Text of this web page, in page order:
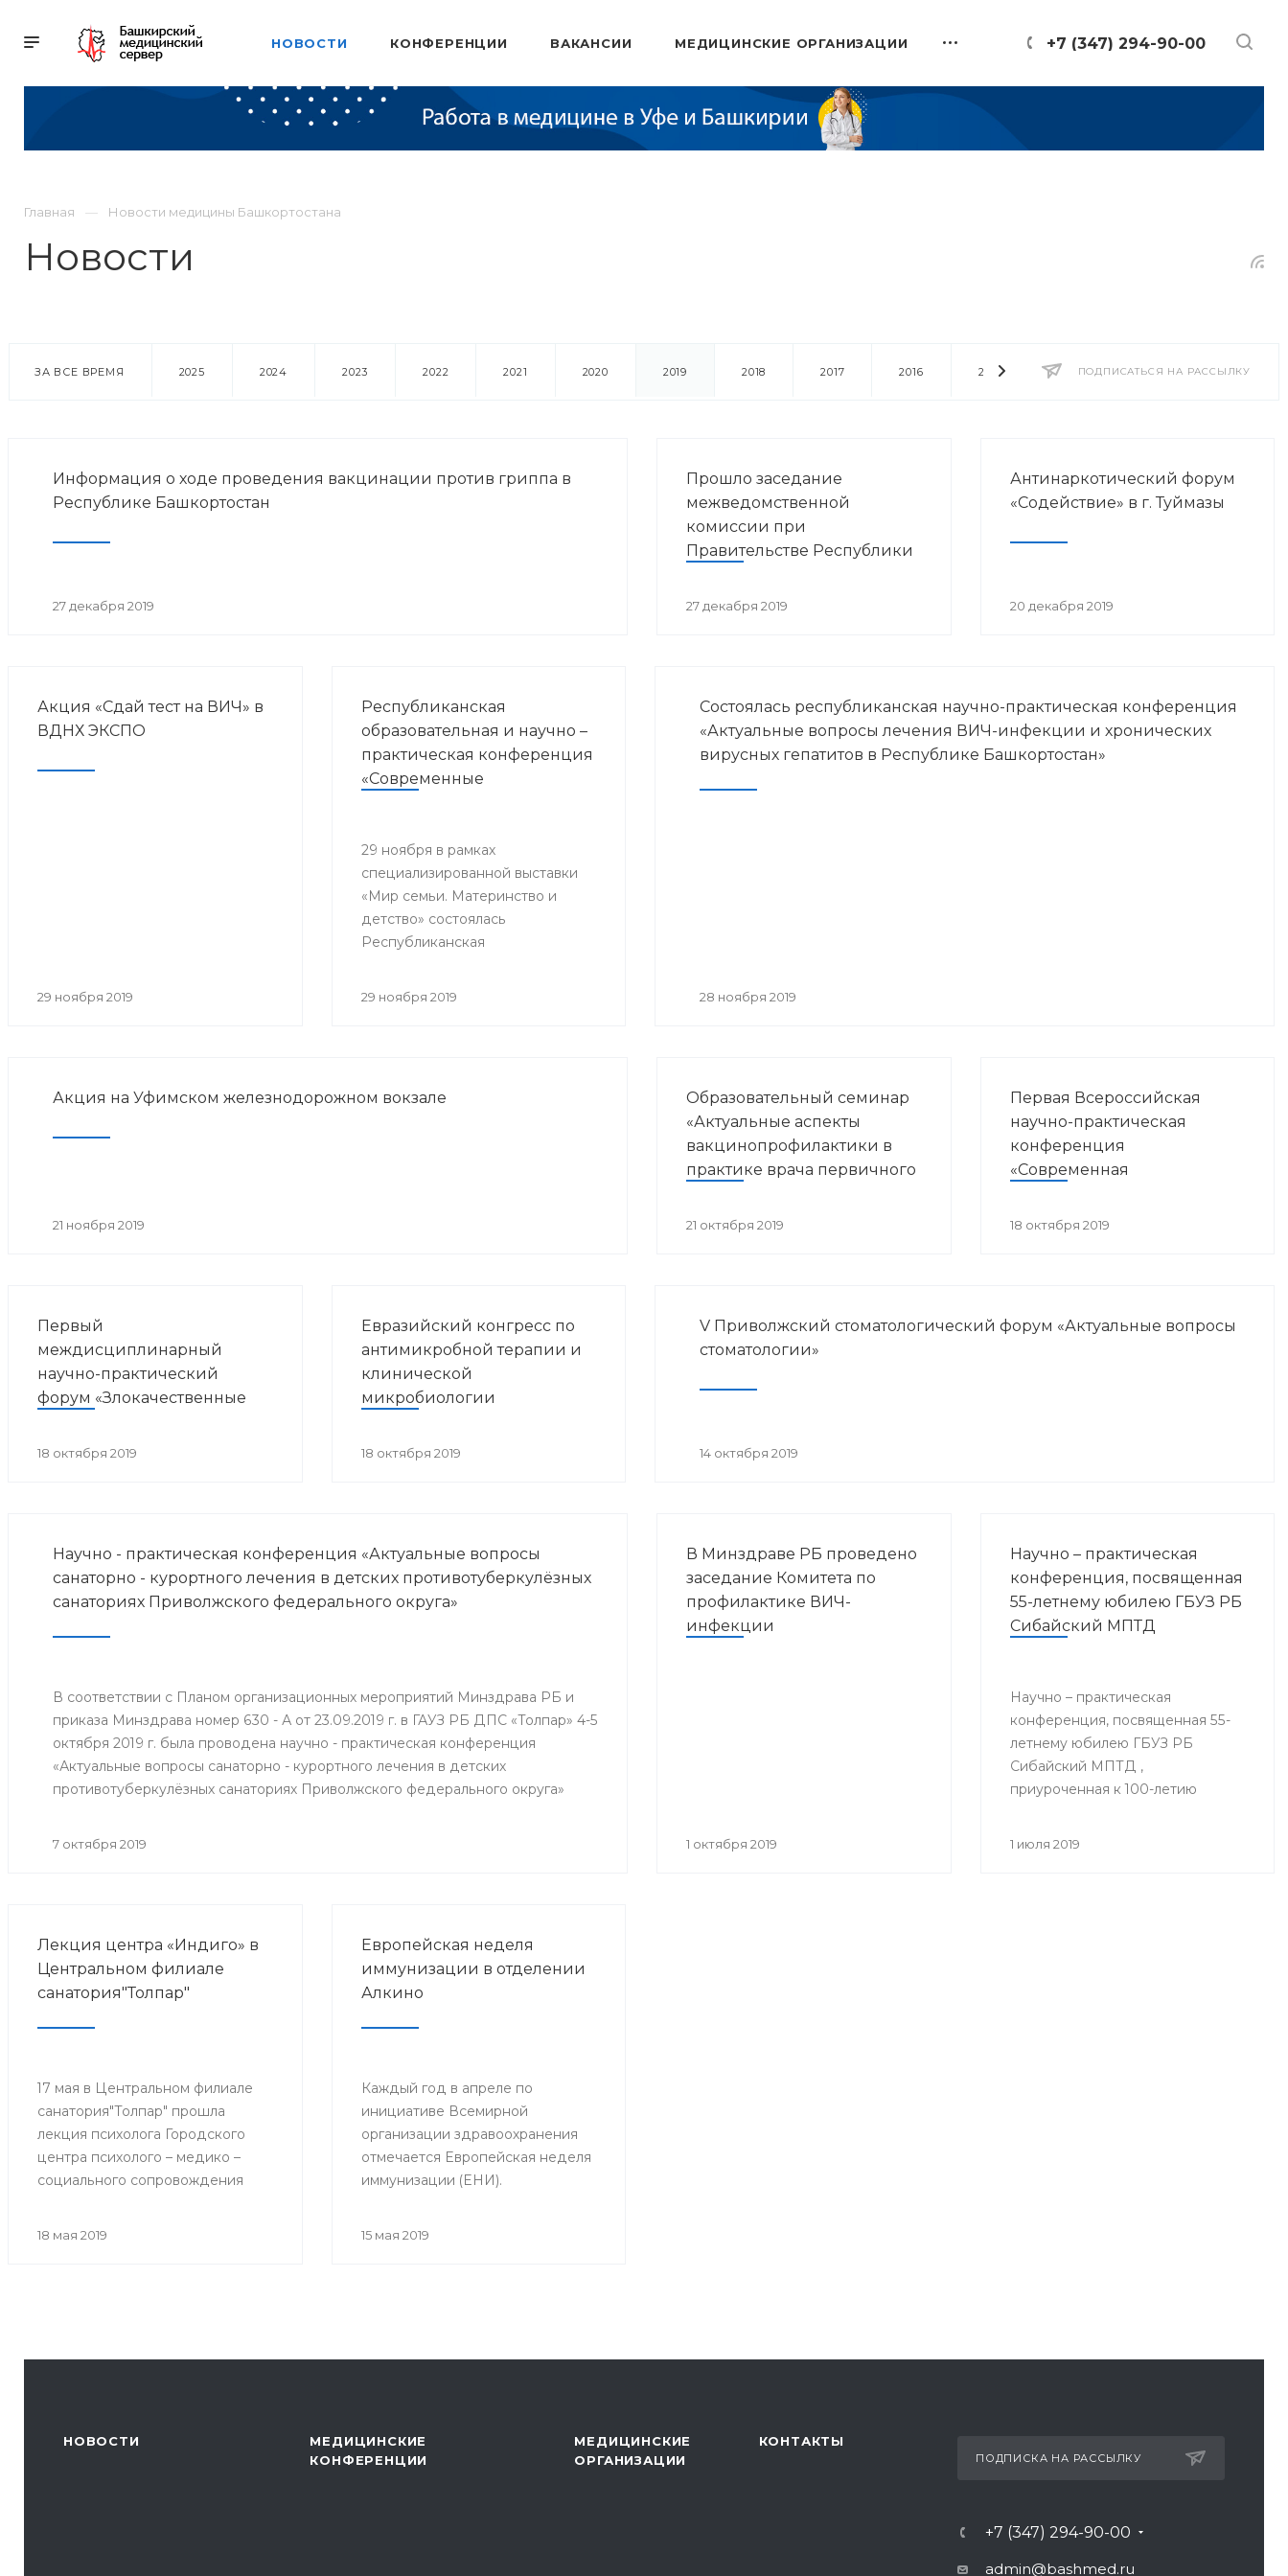
+7 (347) 294-90-00
НОВОСТИ КОНФЕРЕНЦИИ ВАКАНСИИ МЕДИЦИНСКИЕ ОРГАНИЗАЦИИ
Главная Новости медицины Башкортостана
Новости
ПОДПИСАТЬСЯ НА РАССЫЛКУ
ЗА ВСЕ ВРЕМЯ 2025 2024 2023 2022 2021 2020 2019 2018 2017 2016 2014 2013 2012 2011
Информация о ходе проведения вакцинации против гриппа в
Республике Башкортостан
27 декабря 2019
Прошло заседание
межведомственной
комиссии при
Правительстве Республики
предупреждения
27 декабря 2019
Антинаркотический форум
«Содействие» в г. Туймазы
20 декабря 2019
Акция «Сдай тест на ВИЧ» в
ВДНХ ЭКСПО
29 ноября 2019
Республиканская
образовательная и научно –
практическая конференция
«Современные
медицинской
реабилитации»
29 ноября в рамках
специализированной выставки
«Мир семьи. Материнство и
детство» состоялась
Республиканская
практическая конференция
29 ноября 2019
Состоялась республиканская научно-практическая конференция
«Актуальные вопросы лечения ВИЧ-инфекции и хронических
вирусных гепатитов в Республике Башкортостан»
28 ноября 2019
Акция на Уфимском железнодорожном вокзале
21 ноября 2019
Образовательный семинар
«Актуальные аспекты
вакцинопрофилактики в
практике врача первичного
21 октября 2019
Первая Всероссийская
научно-практическая
конференция
«Современная
вызовы, возможности,
18 октября 2019
Первый
междисциплинарный
научно-практический
форум «Злокачественные
18 октября 2019
Евразийский конгресс по
антимикробной терапии и
клинической
микробиологии
18 октября 2019
V Приволжский стоматологический форум «Актуальные вопросы
стоматологии»
14 октября 2019
Научно - практическая конференция «Актуальные вопросы
санаторно - курортного лечения в детских противотуберкулёзных
санаториях Приволжского федерального округа»
В соответствии с Планом организационных мероприятий Минздрава РБ и
приказа Минздрава номер 630 - А от 23.09.2019 г. в ГАУЗ РБ ДПС «Толпар» 4-5
октября 2019 г. была проводена научно - практическая конференция
«Актуальные вопросы санаторно - курортного лечения в детских
противотуберкулёзных санаториях Приволжского федерального округа»
7 октября 2019
В Минздраве РБ проведено
заседание Комитета по
профилактике ВИЧ-
инфекции
1 октября 2019
Научно – практическая
конференция, посвященная
55-летнему юбилею ГБУЗ РБ
Сибайский МПТД
Научно – практическая
конференция, посвященная 55-
летнему юбилею ГБУЗ РБ
Сибайский МПТД ,
приуроченная к 100-летию
1 июля 2019
Лекция центра «Индиго» в
Центральном филиале
санатория"Толпар"
17 мая в Центральном филиале
санатория"Толпар" прошла
лекция психолога Городского
центра психолого – медико –
социального сопровождения
18 мая 2019
Европейская неделя
иммунизации в отделении
Алкино
Каждый год в апреле по
инициативе Всемирной
организации здравоохранения
отмечается Европейская неделя
иммунизации (ЕНИ).
15 мая 2019
НОВОСТИ
МЕДИЦИНСКИЕ
КОНФЕРЕНЦИИ
МЕДИЦИНСКИЕ
ОРГАНИЗАЦИИ
КОНТАКТЫ
ПОДПИСКА НА РАССЫЛКУ
+7 (347) 294-90-00
admin@bashmed.ru